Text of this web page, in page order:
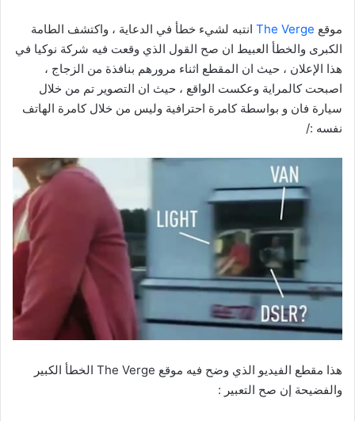
موقع The Verge انتبه لشيء خطأ في الدعاية ، واكتشف الطامة
الكبرى والخطأ العبيط ان صح القول الذي وقعت فيه شركة نوكيا في
هذا الإعلان ، حيث ان المقطع اثناء مرورهم بنافذة من الزجاج ،
اصبحت كالمراية وعكست الواقع ، حيث ان التصوير تم من خلال
سيارة فان و بواسطة كامرة احترافية وليس من خلال كامرة الهاتف
نفسه :/
هذا مقطع الفيديو الذي وضح فيه موقع The Verge الخطأ الكبير
والفضيحة إن صح التعبير :